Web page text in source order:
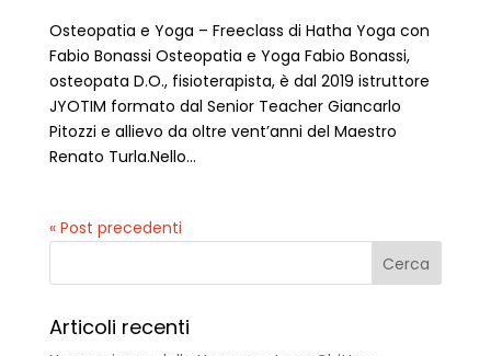
Osteopatia e Yoga – Freeclass di Hatha Yoga con
Fabio Bonassi Osteopatia e Yoga Fabio Bonassi,
osteopata D.O., fisioterapista, è dal 2019 istruttore
JYOTIM formato dal Senior Teacher Giancarlo
Pitozzi e allievo da oltre vent’anni del Maestro
Renato Turla.Nello...
« Post precedenti
Articoli recenti